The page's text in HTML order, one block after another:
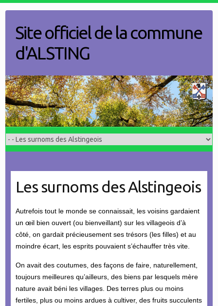
contentSite officiel de la commune
d'ALSTING
Les surnoms des Alstingeois
Autrefois tout le monde se connaissait, les voisins gardaient
un œil bien ouvert (ou bienveillant) sur les villageois d’à
côté, on gardait précieusement ses trésors (les filles) et au
moindre écart, les esprits pouvaient s’échauffer très vite.
On avait des coutumes, des façons de faire, naturellement,
toujours meilleures qu’ailleurs, des biens par lesquels mère
nature avait béni les villages. Des terres plus ou moins
fertiles, plus ou moins ardues à cultiver, des fruits succulents